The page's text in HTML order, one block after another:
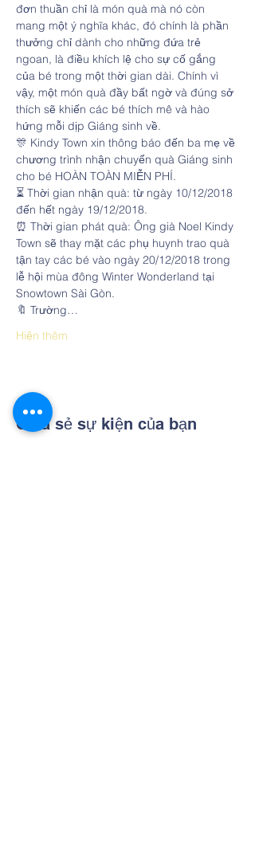
đơn thuần chỉ là món quà mà nó còn
mang một ý nghĩa khác, đó chính là phần
thưởng chỉ dành cho những đứa trẻ
ngoan, là điều khích lệ cho sự cố gắng
của bé trong một thời gian dài. Chính vì
vậy, một món quà đầy bất ngờ và đúng sở
thích sẽ khiến các bé thích mê và hào
hứng mỗi dịp Giáng sinh về.
🎊 Kindy Town xin thông báo đến ba mẹ về
chương trình nhận chuyển quà Giáng sinh
cho bé HOÀN TOÀN MIỄN PHÍ.
⏳ Thời gian nhận quà: từ ngày 10/12/2018
đến hết ngày 19/12/2018.
⏰ Thời gian phát quà: Ông già Noel Kindy
Town sẽ thay mặt các phụ huynh trao quà
tận tay các bé vào ngày 20/12/2018 trong
lễ hội mùa đông Winter Wonderland tại
Snowtown Sài Gòn.
🔖 Trường…
Hiện thêm
Chia sẻ sự kiện của bạn